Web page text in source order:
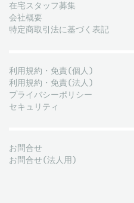
在宅スタッフ募集
会社概要
特定商取引法に基づく表記
利用規約・免責(個人)
利用規約・免責(法人)
プライバシーポリシー
セキュリティ
お問合せ
お問合せ(法人用)